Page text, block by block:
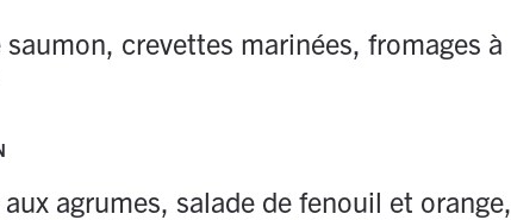
saumon, crevettes marinées, fromages à
agrumes, salade de fenouil et orange,